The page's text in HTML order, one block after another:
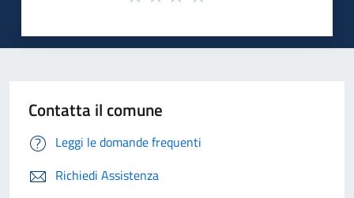
Contatta il comune
Leggi le domande frequenti
Richiedi Assistenza